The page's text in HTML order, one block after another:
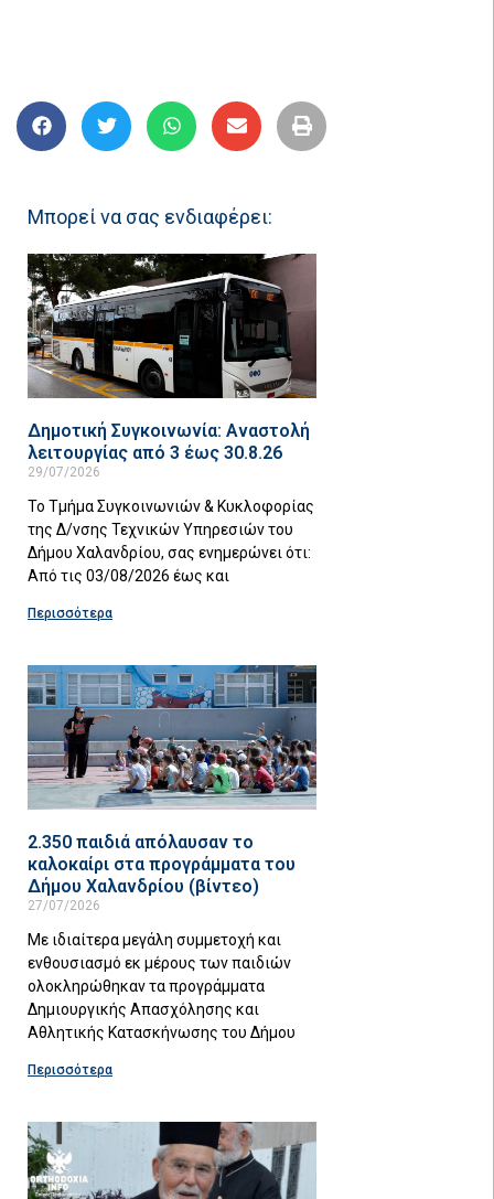
Μπορεί να σας ενδιαφέρει:
Δημοτική Συγκοινωνία: Αναστολή
λειτουργίας από 3 έως 30.8.26
29/07/2026
Το Τμήμα Συγκοινωνιών & Κυκλοφορίας
της Δ/νσης Τεχνικών Υπηρεσιών του
Δήμου Χαλανδρίου, σας ενημερώνει ότι:
Από τις 03/08/2026 έως και
Περισσότερα
2.350 παιδιά απόλαυσαν το
καλοκαίρι στα προγράμματα του
Δήμου Χαλανδρίου (βίντεο)
27/07/2026
Με ιδιαίτερα μεγάλη συμμετοχή και
ενθουσιασμό εκ μέρους των παιδιών
ολοκληρώθηκαν τα προγράμματα
Δημιουργικής Απασχόλησης και
Αθλητικής Κατασκήνωσης του Δήμου
Περισσότερα